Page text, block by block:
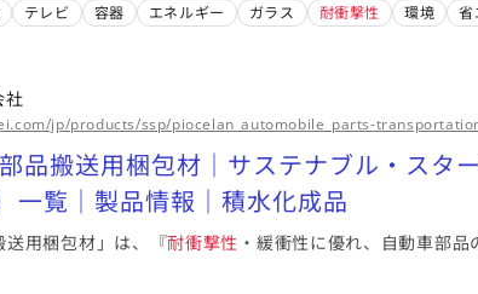
テレビ 容器 エネルギー ガラス 耐衝撃性 環境 省
社
jp/products/ssp/piocelan_automobile_parts-
品搬送用梱包材｜サステナブル・スタ
一覧｜製品情報｜積水化成品
送用梱包材」は、『耐衝撃性 ・緩衝性に優れ、自動車部品